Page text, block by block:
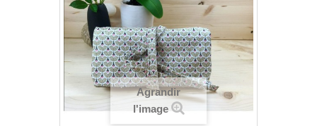
Agrandir
l'image